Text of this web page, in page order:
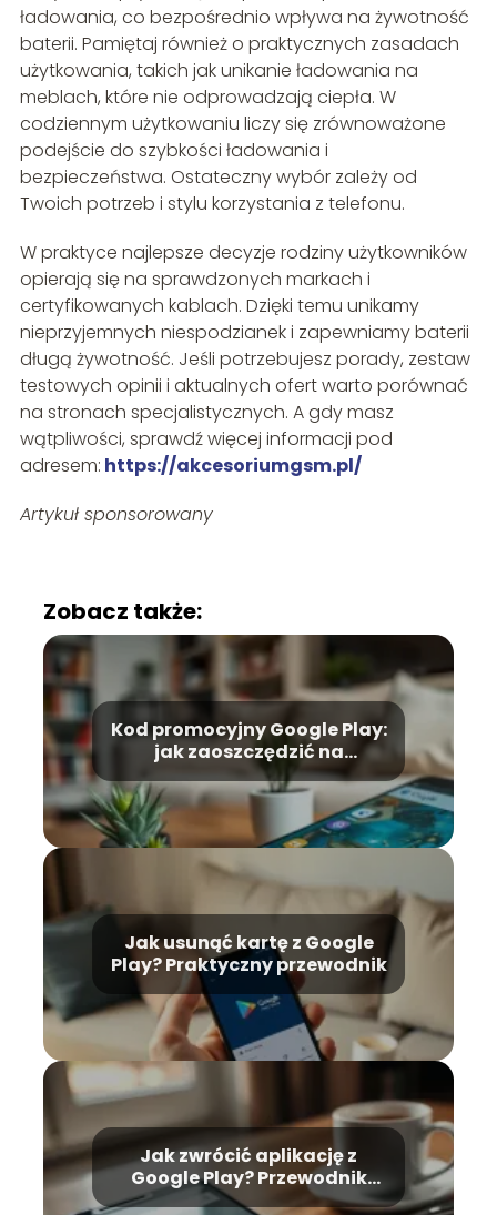
ładowania, co bezpośrednio wpływa na żywotność
baterii. Pamiętaj również o praktycznych zasadach
użytkowania, takich jak unikanie ładowania na
meblach, które nie odprowadzają ciepła. W
codziennym użytkowaniu liczy się zrównoważone
podejście do szybkości ładowania i
bezpieczeństwa. Ostateczny wybór zależy od
Twoich potrzeb i stylu korzystania z telefonu.
W praktyce najlepsze decyzje rodziny użytkowników
opierają się na sprawdzonych markach i
certyfikowanych kablach. Dzięki temu unikamy
nieprzyjemnych niespodzianek i zapewniamy baterii
długą żywotność. Jeśli potrzebujesz porady, zestaw
testowych opinii i aktualnych ofert warto porównać
na stronach specjalistycznych. A gdy masz
wątpliwości, sprawdź więcej informacji pod
adresem: https://akcesoriumgsm.pl/
Artykuł sponsorowany
Zobacz także:
Kod promocyjny Google Play:
jak zaoszczędzić na
zakupach online?
Jak usunąć kartę z Google
Play? Praktyczny przewodnik
Jak zwrócić aplikację z
Google Play? Przewodnik
krok po kroku